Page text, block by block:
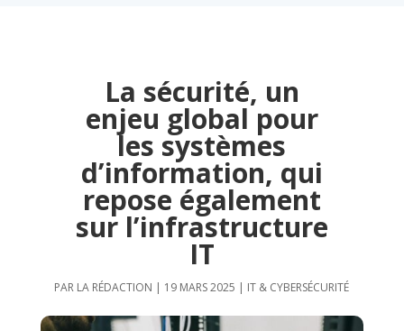
La sécurité, un
enjeu global pour
les systèmes
d’information, qui
repose également
sur l’infrastructure
IT
PAR LA RÉDACTION | 19 MARS 2025 | IT & CYBERSÉCURITÉ